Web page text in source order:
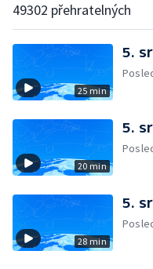
49302 přehratelných
25 min
5.
20 min
5.
28 min
5.